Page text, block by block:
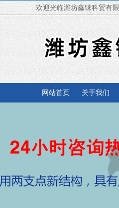
欢迎光临潍坊鑫铼科贸
网站首页 关于我们